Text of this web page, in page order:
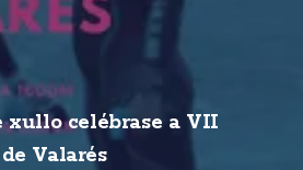
xullo celébrase a VII
Valarés